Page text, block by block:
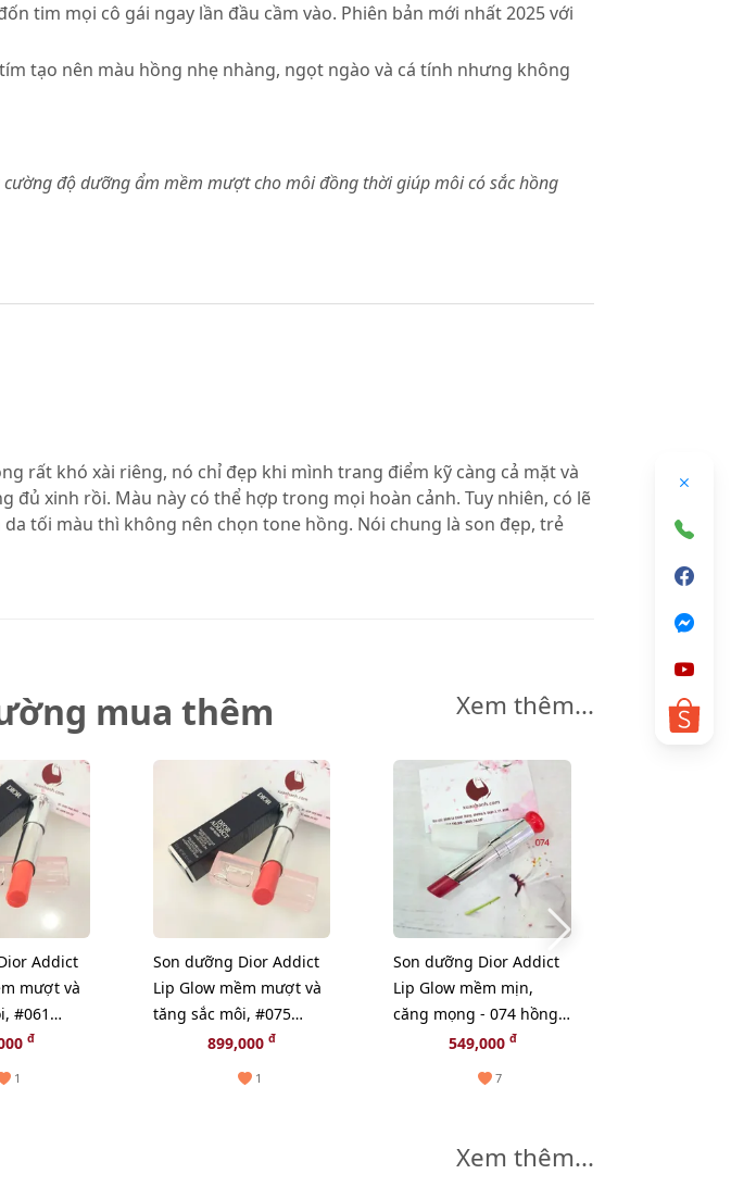
tim mọi cô gái ngay lần đầu cầm vào. Phiên bản mới nhất 2025 với
tạo nên màu hồng nhẹ nhàng, ngọt ngào và cá tính nhưng không
độ dưỡng ẩm mềm mượt cho môi đồng thời giúp môi có sắc hồng
rất khó xài riêng, nó chỉ đẹp khi mình trang điểm kỹ càng cả mặt và
xinh rồi. Màu này có thể hợp trong mọi hoàn cảnh. Tuy nhiên, có lẽ
tối màu thì không nên chọn tone hồng. Nói chung là son đẹp, trẻ
mua thêm Xem thêm...
Addict
mượt và
#061
cam đào
đ
1
Son dưỡng Dior Addict
Lip Glow mềm mượt và
tăng sắc môi, #075
Gummy - hồng ánh cam
899,000đ
1
Son dưỡng Dior Addict
Lip Glow mềm mịn,
căng mọng - 074 hồng
lạnh (Tester)
549,000 đ
7
Xem thêm...